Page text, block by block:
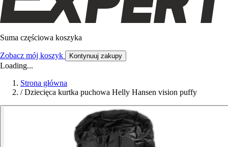
Suma częściowa koszyka
Zobacz mój koszyk Kontynuuj zakupy
Loading...
Strona główna
/ Dziecięca kurtka puchowa Helly Hansen vision puffy